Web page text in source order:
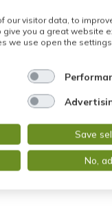
in
our visitor data, to
you a great website
we use open the
Save
No,